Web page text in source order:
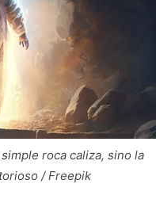
roca caliza, sino la
/ Freepik